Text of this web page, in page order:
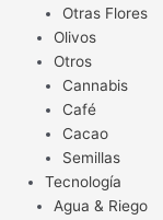
Otras Flores
Olivos
Otros
Cannabis
Café
Cacao
Semillas
Tecnología
Agua & Riego